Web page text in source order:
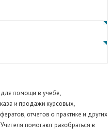
помощи в учебе,
и продажи курсовых,
отчетов о практике и других
помогают разобраться в